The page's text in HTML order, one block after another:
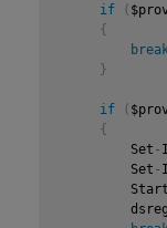
if
(
{
}
if (
{
         Set
-
         Set
-
         Start